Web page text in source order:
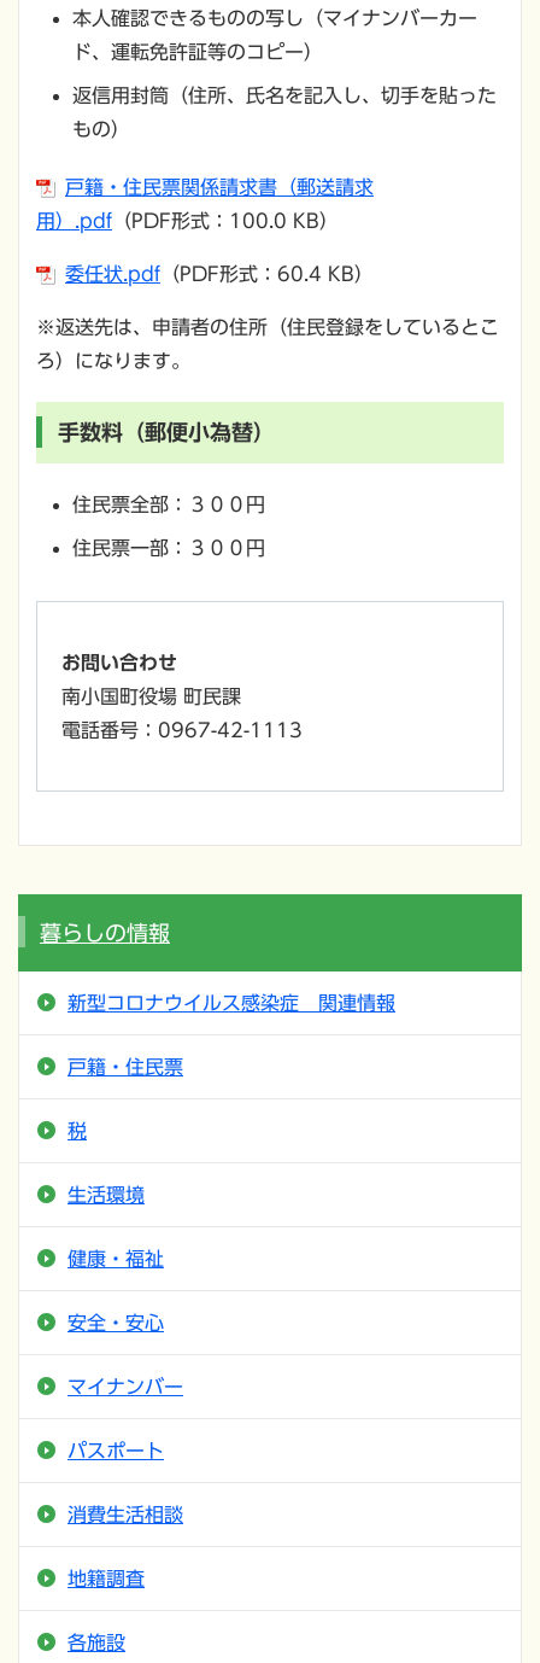
本人確認できるものの写し（マイナンバーカー
ド、運転免許証等のコピー）
返信用封筒（住所、氏名を記入し、切手を貼った
もの）
戸籍・住民票関係請求書（郵送請求
用）.pdf （PDF形式：100.0 KB）
委任状.pdf （PDF形式：60.4 KB）
※返送先は、申請者の住所（住民登録をしているとこ
ろ）になります。
手数料（郵便小為替）
住民票全部：３００円
住民票一部：３００円
お問い合わせ
南小国町役場 町民課
電話番号：0967-42-1113
暮らしの情報
新型コロナウイルス感染症 関連情報
戸籍・住民票
税
生活環境
健康・福祉
安全・安心
マイナンバー
パスポート
消費生活相談
地籍調査
各施設